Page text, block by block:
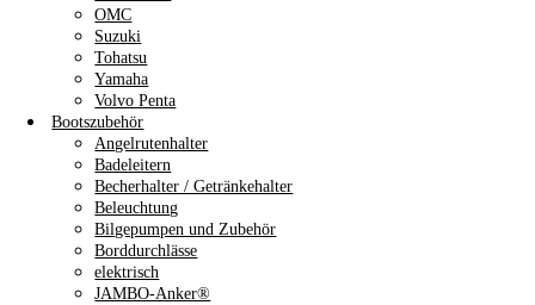
OMC
Suzuki
Tohatsu
Yamaha
Volvo Penta
Bootszubehör
Angelrutenhalter
Badeleitern
Becherhalter / Getränkehalter
Beleuchtung
Bilgepumpen und Zubehör
Borddurchlässe
elektrisch
JAMBO-Anker®